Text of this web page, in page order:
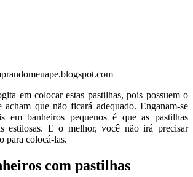
em colocar estas pastilhas, pois possuem o
acham que não ficará adequado. Enganam-se
em banheiros pequenos é que as pastilhas
estilosas. E o melhor, você não irá precisar
para colocá-las.
com pastilhas